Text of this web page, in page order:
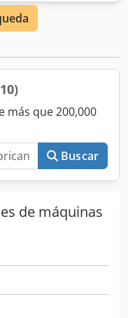
más que 200,000
Buscar
de máquinas